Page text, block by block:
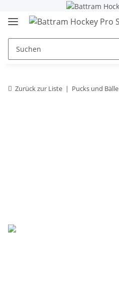
Zurück zur Liste Pucks und Bälle